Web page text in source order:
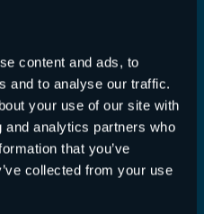
content and ads, to
and to analyse our traffic.
your use of our site with
analytics partners who
that you’ve
collected from your use
22 juillet